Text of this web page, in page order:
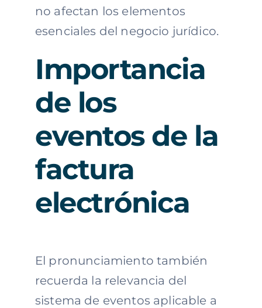
no afectan los elementos
esenciales del negocio jurídico.
Importancia
de los
eventos de la
factura
electrónica
El pronunciamiento también
recuerda la relevancia del
sistema de eventos aplicable a